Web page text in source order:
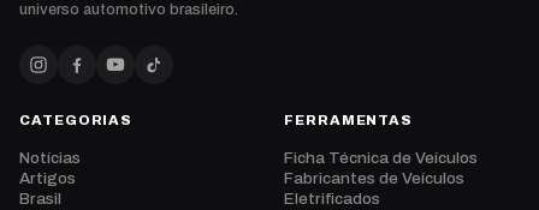
universo automotivo brasileiro.
CATEGORIAS
Notícias
Artigos
Brasil
FERRAMENTAS
Ficha Técnica de Veículos
Fabricantes de Veículos
Eletrificados